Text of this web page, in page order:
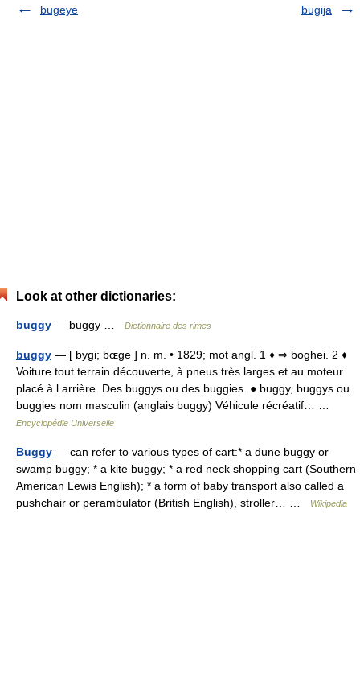
bugeye
bugija
Look at other dictionaries:
buggy — buggy … Dictionnaire des rimes
buggy — [ bygi; bɶge ] n. m. • 1829; mot angl. 1 ♦ ⇒ boghei. 2 ♦
Voiture tout terrain découverte, à pneus très larges et au moteur
placé à l arrière. Des buggys ou des buggies. ● buggy, buggys ou
buggies nom masculin (anglais buggy) Véhicule récréatif… …
Encyclopédie Universelle
Buggy — can refer to various types of cart:* a dune buggy or
swamp buggy; * a kite buggy; * a red neck shopping cart (Southern
American Lewis English); * a form of baby transport also called a
pushchair or perambulator (British English), stroller… …
Wikipedia